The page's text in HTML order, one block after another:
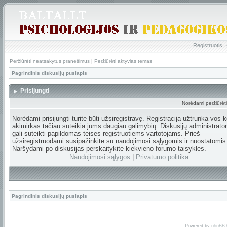
Registruotis
Peržiūrėti neatsakytus pranešimus | Peržiūrėti aktyvias temas
Pagrindinis diskusijų puslapis
Prisijungti
Norėdami
Norėdami prisijungti turite būti užsiregistravę. Registracija užtrunka vos
akimirkas tačiau suteikia jums daugiau galimybių. Diskusijų
gali suteikti papildomas teises registruotiems vartotojams. Prieš
užsiregistruodami susipažinkite su naudojimosi sąlygomis ir
Naršydami po diskusijas perskaitykite kiekvieno forumo taisykles.
Naudojimosi sąlygos
Privatumo politika
Pagrindinis diskusijų puslapis
Powered by phpBB